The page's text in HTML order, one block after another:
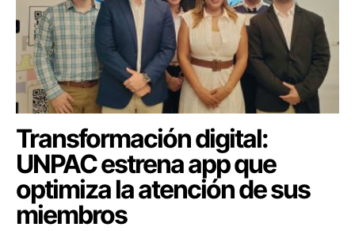
Transformación digital:
UNPAC estrena app que
optimiza la atención de sus
miembros